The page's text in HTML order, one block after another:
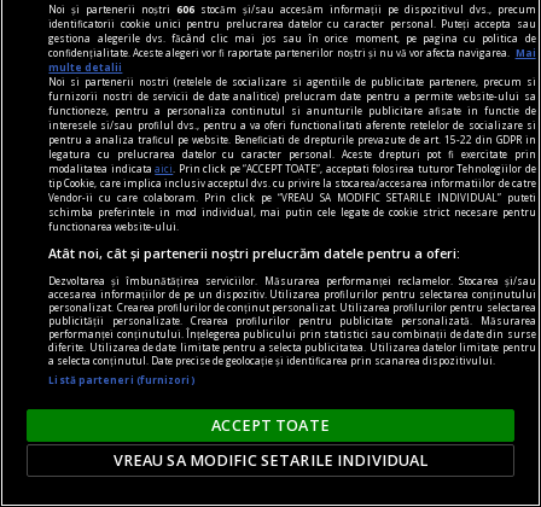
nici așa, nici altminteri
Cum trebuie să fie un președinte
Nu cred în nici o campanie electorală construită
pe negativitate, pe agresiune, pe obsesii strict
individuale.
Andrei PLEŞU
Noi și partenerii noștri606 stocăm și/sau accesăm informații pe dispozitivul dvs., precum
identificatorii cookie unici pentru prelucrarea datelor cu caracter personal. Puteți accepta sau
gestiona alegerile dvs. făcând clic mai jos sau în orice moment, pe pagina cu politica de
confidențialitate. Aceste alegeri vor fi raportate partenerilor noștri și nu vă vor afecta navigarea.
Mai
multe detalii
Noi si partenerii nostri (retelele de socializare si agentiile de publicitate partenere, precum si
furnizorii nostri de servicii de date analitice) prelucram date pentru a permite website-ului sa
functioneze, pentru a personaliza continutul si anunturile publicitare afisate in functie de
interesele si/sau profilul dvs., pentru a va oferi functionalitati aferente retelelor de socializare si
pentru a analiza traficul pe website. Beneficiati de drepturile prevazute de art. 15-22 din GDPR in
legatura cu prelucrarea datelor cu caracter personal. Aceste drepturi pot fi exercitate prin
modalitatea indicataaici
. Prin click pe “ACCEPT TOATE”, acceptati folosirea tuturor Tehnologiilor de
tip Cookie, care implica inclusiv acceptul dvs. cu privire la stocarea/accesarea informatiilor de catre
Vendor-ii cu care colaboram. Prin click pe “VREAU SA MODIFIC SETARILE INDIVIDUAL” puteti
schimba preferintele in mod individual, mai putin cele legate de cookie strict necesare pentru
functionarea website-ului.
Atât noi, cât și partenerii noștri prelucrăm datele pentru a oferi:
Dezvoltarea și îmbunătățirea serviciilor. Măsurarea performanței reclamelor. Stocarea și/sau
accesarea informațiilor de pe un dispozitiv. Utilizarea profilurilor pentru selectarea conținutului
personalizat. Crearea profilurilor de conținut personalizat. Utilizarea profilurilor pentru selectarea
publicității personalizate. Crearea profilurilor pentru publicitate personalizată. Măsurarea
performanței conținutului. Înțelegerea publicului prin statistici sau combinații de date din surse
diferite. Utilizarea de date limitate pentru a selecta publicitatea. Utilizarea datelor limitate pentru
a selecta conținutul. Date precise de geolocație și identificarea prin scanarea dispozitivului.
Listă parteneri (furnizori)
ACCEPT TOATE
VREAU SA MODIFIC SETARILE INDIVIDUAL